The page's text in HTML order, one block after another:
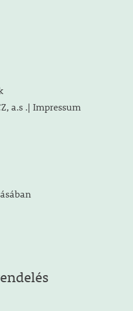
a.s .| Impressum